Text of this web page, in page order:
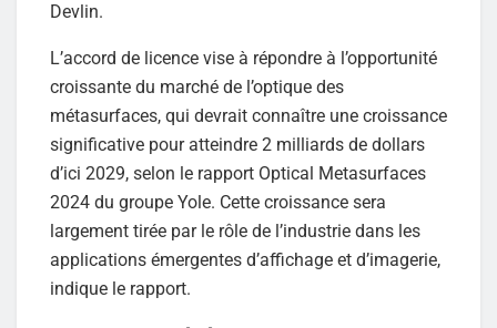
Devlin.
L’accord de licence vise à répondre à l’opportunité
croissante du marché de l’optique des
métasurfaces, qui devrait connaître une croissance
significative pour atteindre 2 milliards de dollars
d’ici 2029, selon le rapport Optical Metasurfaces
2024 du groupe Yole. Cette croissance sera
largement tirée par le rôle de l’industrie dans les
applications émergentes d’affichage et d’imagerie,
indique le rapport.